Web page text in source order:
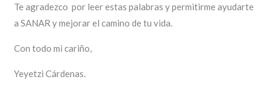
Te agradezco por leer estas palabras y permitirme ayudarte
a SANAR y mejorar el camino de tu vida.
Con todo mi cariño,
Yeyetzi Cárdenas.